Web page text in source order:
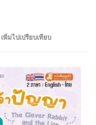
เพิ่มไปเปรียบเทียบ